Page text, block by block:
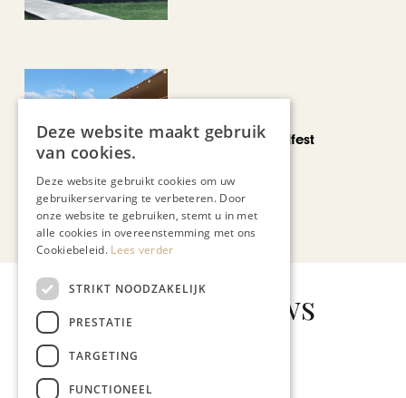
Noorbeek Foodfest
Bekijk alle artikelen
Gerelateerd nieuws
Deze website maakt gebruik
van cookies.
Deze website gebruikt cookies om uw
gebruikerservaring te verbeteren. Door
onze website te gebruiken, stemt u in met
alle cookies in overeenstemming met ons
Cookiebeleid. Lees verder
STRIKT NOODZAKELIJK
PRESTATIE
TARGETING
FUNCTIONEEL